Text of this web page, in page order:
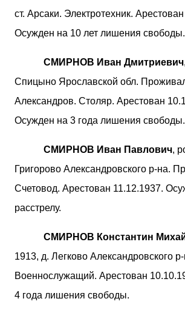
ст. Арсаки. Электротехник.
Осужден на 10 лет лишения свободы.
СМИРНОВ Иван Дмитриевич
Спицыно Ярославской обл. Проживал
Александров. Столяр. Арестован
Осужден на 3 года лишения свободы.
СМИРНОВ Иван Павлович,
Григорово Александровского р-на.
Счетовод. Арестован 11.12.1937.
расстрелу.
СМИРНОВ Константин
1913, д. Легково Александровского
Военнослужащий. Арестован
4 года лишения свободы.